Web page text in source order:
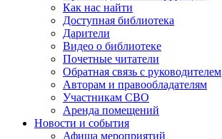
Как нас найти
Доступная библиотека
Дарители
Видео о библиотеке
Почетные читатели
Обратная связь с руководителем
Авторам и правообладателям
Участникам СВО
Аренда помещений
Новости и события
Афиша мероприятий